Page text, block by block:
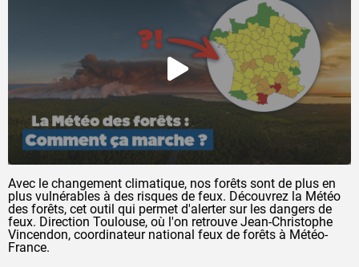
Avec le changement climatique, nos forêts sont de plus en
plus vulnérables à des risques de feux. Découvrez la Météo
des forêts, cet outil qui permet d'alerter sur les dangers de
feux. Direction Toulouse, où l'on retrouve Jean-Christophe
Vincendon, coordinateur national feux de forêts à Météo-
France.